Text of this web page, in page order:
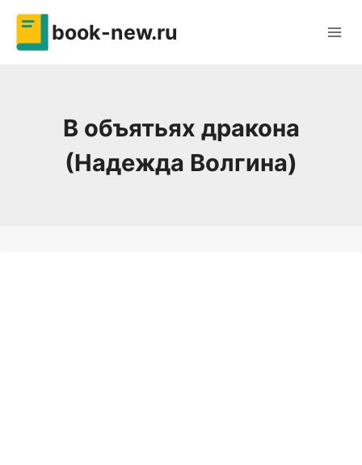
Перейти
содержимому
book-new.ru
В объятьях дракона
(Надежда Волгина)